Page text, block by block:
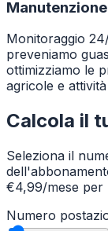
Monitoraggio
preveniamo
ottimizziamo le
agricole e
Calcola il
Seleziona il
€4,99/mese per
Numero